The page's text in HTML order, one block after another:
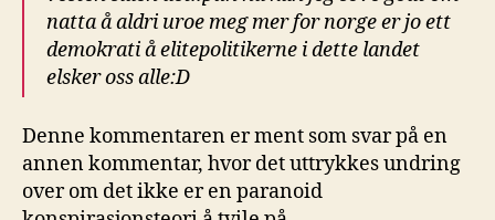
natta å aldri uroe meg mer for norge er jo ett
demokrati å elitepolitikerne i dette landet
elsker oss alle:D
Denne kommentaren er ment som svar på en
annen kommentar, hvor det uttrykkes undring
over om det ikke er en paranoid